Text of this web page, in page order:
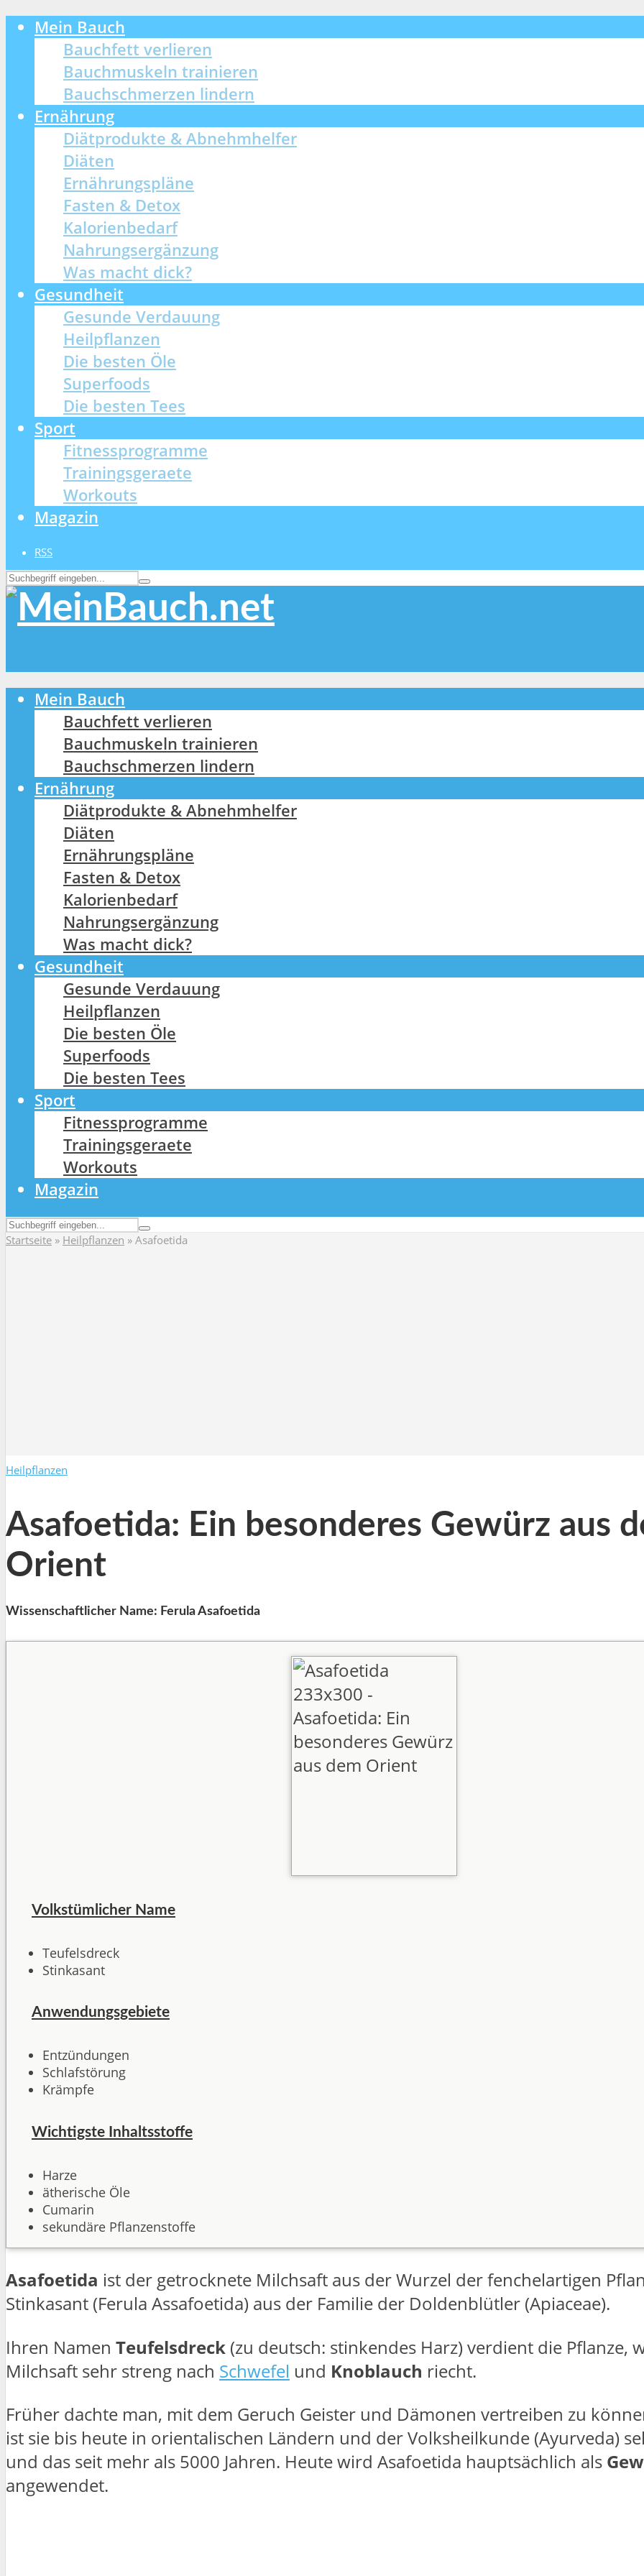
Mein Bauch
Bauchfett verlieren
Bauchmuskeln trainieren
Bauchschmerzen lindern
Ernährung
Diätprodukte & Abnehmhelfer
Diäten
Ernährungspläne
Fasten & Detox
Kalorienbedarf
Nahrungsergänzung
Was macht dick?
Gesundheit
Gesunde Verdauung
Heilpflanzen
Die besten Öle
Superfoods
Die besten Tees
Sport
Fitnessprogramme
Trainingsgeraete
Workouts
Magazin
RSS
Mein Bauch
Bauchfett verlieren
Bauchmuskeln trainieren
Bauchschmerzen lindern
Ernährung
Diätprodukte & Abnehmhelfer
Diäten
Ernährungspläne
Fasten & Detox
Kalorienbedarf
Nahrungsergänzung
Was macht dick?
Gesundheit
Gesunde Verdauung
Heilpflanzen
Die besten Öle
Superfoods
Die besten Tees
Sport
Fitnessprogramme
Trainingsgeraete
Workouts
Magazin
Startseite » Heilpflanzen » Asafoetida
Heilpflanzen
Asafoetida: Ein besonderes Gewürz aus
Orient
Wissenschaftlicher Name: Ferula Asafoetida
Volkstümlicher Name
Teufelsdreck
Stinkasant
Anwendungsgebiete
Entzündungen
Schlafstörung
Krämpfe
Wichtigste Inhaltsstoffe
Harze
ätherische Öle
Cumarin
sekundäre Pflanzenstoffe
Asafoetida ist der getrocknete Milchsaft aus der Wurzel der fenchelartigen
Stinkasant (Ferula Assafoetida) aus der Familie der Doldenblütler (Apiaceae).
Ihren Namen Teufelsdreck (zu deutsch: stinkendes Harz) verdient die Pflanze,
Milchsaft sehr streng nach Schwefel und Knoblauch riecht.
Früher dachte man, mit dem Geruch Geister und Dämonen vertreiben zu
ist sie bis heute in orientalischen Ländern und der Volksheilkunde (Ayurveda)
und das seit mehr als 5000 Jahren. Heute wird Asafoetida hauptsächlich als
angewendet.